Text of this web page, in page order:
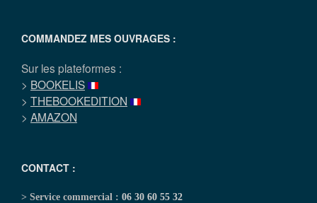
COMMANDEZ MES OUVRAGES :
Sur les plateformes :
> BOOKELIS
> THEBOOKEDITION
> AMAZON
CONTACT :
> Service commercial : 06 30 60 55 32